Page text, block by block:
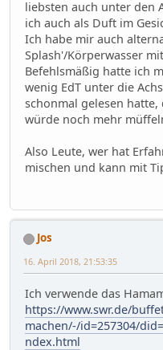
liebsten auch unter den
ich auch als Duft im
Ich habe mir auch
Splash'/Körperwasser
Befehlsmäßig hatte ich
wenig EdT unter die
schonmal gelesen
würde noch mehr
Also Leute, wer hat
mischen und kann mit
Jos
16. April 2018, 21:53:35
Ich verwende das
https://www.swr.de/
machen/-/id=257304/
ndex.html